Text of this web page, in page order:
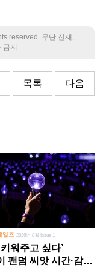
reserved. 무단 전재,
지
목록 다음
일즈 2026년 8월 Issue 1
키워주고 싶다’
팬덤 씨앗 시간·감정